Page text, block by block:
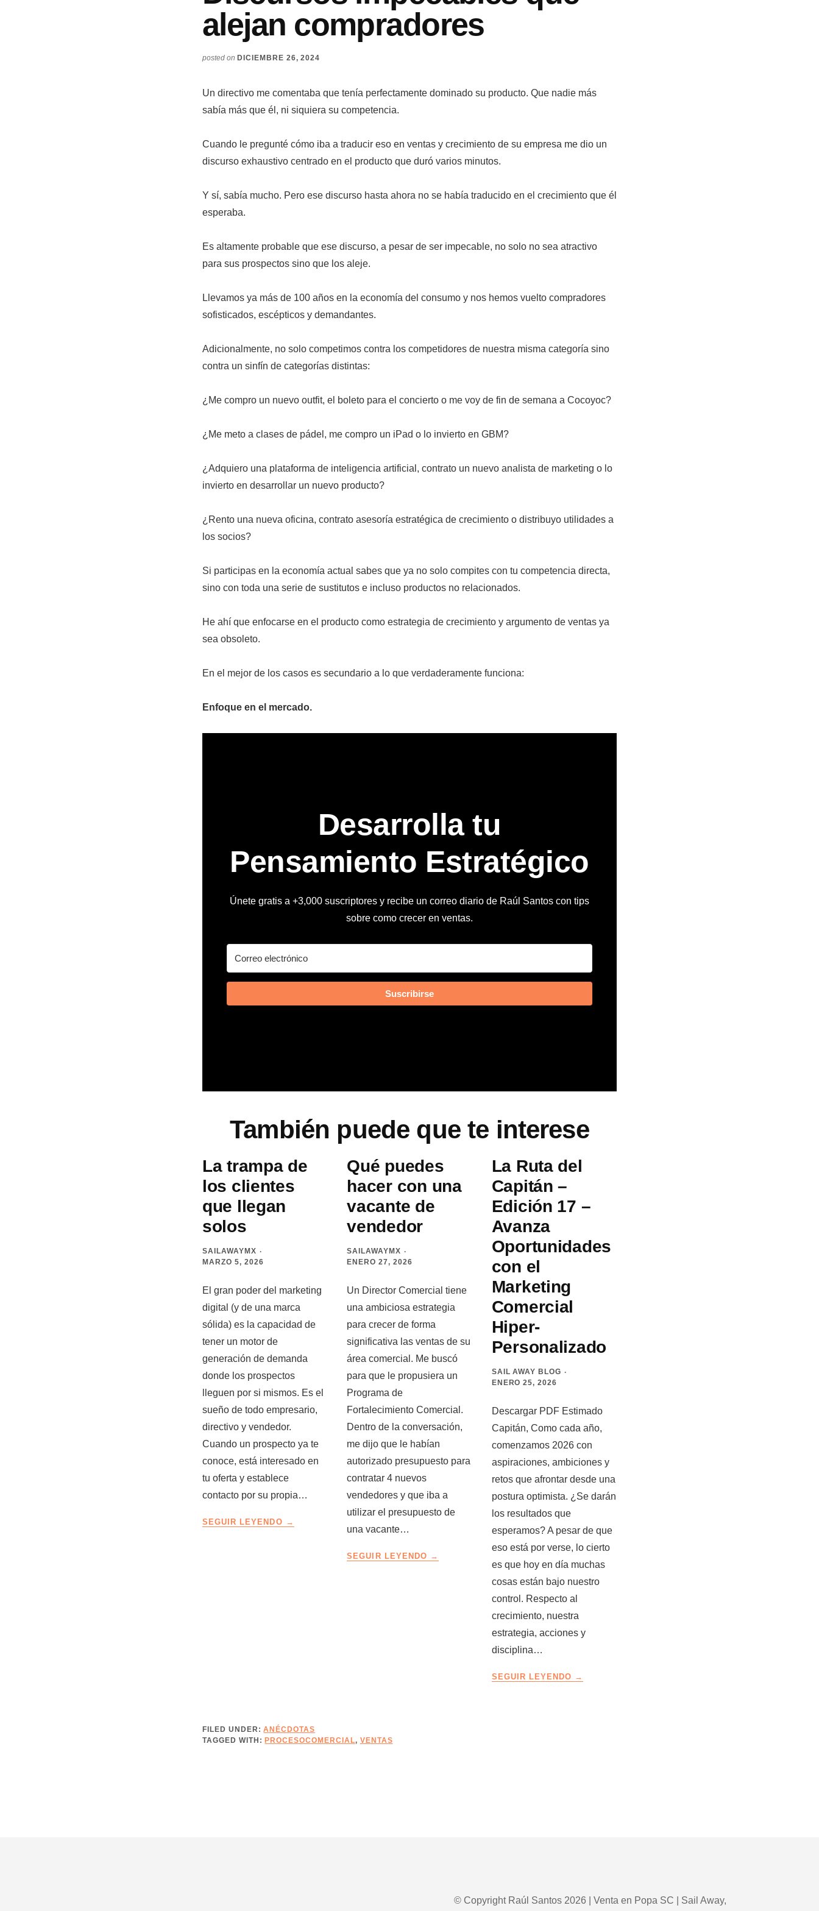
alejan compradores
posted on DICIEMBRE 26, 2024
Un directivo me comentaba que tenía perfectamente dominado su producto. Que nadie más
sabía más que él, ni siquiera su competencia.
Cuando le pregunté cómo iba a traducir eso en ventas y crecimiento de su empresa me dio un
discurso exhaustivo centrado en el producto que duró varios minutos.
Y sí, sabía mucho. Pero ese discurso hasta ahora no se había traducido en el crecimiento que él
esperaba.
Es altamente probable que ese discurso, a pesar de ser impecable, no solo no sea atractivo
para sus prospectos sino que los aleje.
Llevamos ya más de 100 años en la economía del consumo y nos hemos vuelto compradores
sofisticados, escépticos y demandantes.
Adicionalmente, no solo competimos contra los competidores de nuestra misma categoría sino
contra un sinfín de categorías distintas:
¿Me compro un nuevo outfit, el boleto para el concierto o me voy de fin de semana a Cocoyoc?
¿Me meto a clases de pádel, me compro un iPad o lo invierto en GBM?
¿Adquiero una plataforma de inteligencia artificial, contrato un nuevo analista de marketing o lo
invierto en desarrollar un nuevo producto?
¿Rento una nueva oficina, contrato asesoría estratégica de crecimiento o distribuyo utilidades a
los socios?
Si participas en la economía actual sabes que ya no solo compites con tu competencia directa,
sino con toda una serie de sustitutos e incluso productos no relacionados.
He ahí que enfocarse en el producto como estrategia de crecimiento y argumento de ventas ya
sea obsoleto.
En el mejor de los casos es secundario a lo que verdaderamente funciona:
Enfoque en el mercado.
Desarrolla tu
Pensamiento Estratégico
Únete gratis a +3,000 suscriptores y recibe un correo diario de Raúl Santos con tips
sobre como crecer en ventas.
Suscribirse
También puede que te interese
La trampa de
los clientes
que llegan
solos
SAILAWAYMX
MARZO 5, 2026
El gran poder del marketing
digital (y de una marca
sólida) es la capacidad de
tener un motor de
generación de demanda
donde los prospectos
lleguen por si mismos. Es el
sueño de todo empresario,
directivo y vendedor.
Cuando un prospecto ya te
conoce, está interesado en
tu oferta y establece
contacto por su propia…
SEGUIR LEYENDO
Qué puedes
hacer con una
vacante de
vendedor
SAILAWAYMX
ENERO 27, 2026
Un Director Comercial tiene
una ambiciosa estrategia
para crecer de forma
significativa las ventas de su
área comercial. Me buscó
para que le propusiera un
Programa de
Fortalecimiento Comercial.
Dentro de la conversación,
me dijo que le habían
autorizado presupuesto para
contratar 4 nuevos
vendedores y que iba a
utilizar el presupuesto de
una vacante…
SEGUIR LEYENDO
La Ruta del
Capitán –
Edición 17 –
Avanza
Oportunidades
con el
Marketing
Comercial
Hiper-
Personalizado
SAIL AWAY BLOG
ENERO 25, 2026
Descargar PDF Estimado
Capitán, Como cada año,
comenzamos 2026 con
aspiraciones, ambiciones y
retos que afrontar desde una
postura optimista. ¿Se darán
los resultados que
esperamos? A pesar de que
eso está por verse, lo cierto
es que hoy en día muchas
cosas están bajo nuestro
control. Respecto al
crecimiento, nuestra
estrategia, acciones y
disciplina…
SEGUIR LEYENDO
FILED UNDER:ANÉCDOTAS
TAGGED WITH:PROCESOCOMERCIAL, VENTAS
© Copyright Raúl Santos 2026 | Venta en Popa SC | Sail Away,